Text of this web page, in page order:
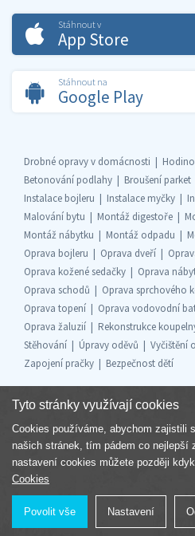
Stáhnout v
App Store
Stáhnout na
Google Play
Drobné opravy v domácnosti
Betonování podlahy
Broušení parket
Instalace bojleru
Instalace myčky
Malování bytu
Montáž digestoře
Montáž nábytku
Montáž odpadu
Oprava bojleru
Oprava dveří
Oprava kožené sedačky
Oprava
Oprava schodů
Oprava sprchového
Oprava topení
Oprava vodovodní
Oprava žaluzií
Rekonstrukce
Stěhování
Úpravy oděvů Vyčištění
Zapojení pračky
Bezpečnost dětí
Součást skupiny
Tyto stránky využívají cookies
Cookies používáme, abychom zajistili
našich stránek, tím pádem co nejlepší
nastavení cookies můžete později
Cookies
Povolit vše Nastavení